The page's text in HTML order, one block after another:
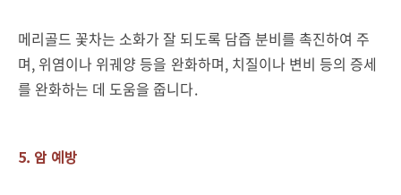
메리골드 꽃차는 소화가 잘 되도록 담즙 분비를 촉진하여 주
며, 위염이나 위궤양 등을 완화하며, 치질이나 변비 등의 증세
를 완화하는 데 도움을 줍니다.
5. 암 예방